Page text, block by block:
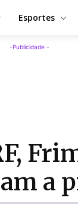
Esportes
-Publicidade -
a